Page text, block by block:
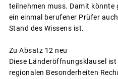
teilnehmen muss. Damit könnte
ein einmal berufener Prüfer
Stand des Wissens ist.
Zu Absatz 12 neu
Diese Länderöffnungsklausel
regionalen Besonderheiten